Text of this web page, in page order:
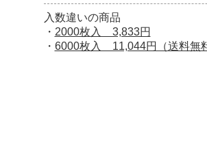
入数違いの商品
・ 2000枚入 3,833円
・ 6000枚入 11,044円（送料無